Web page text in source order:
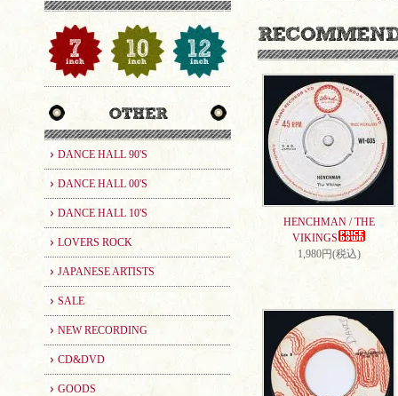
DANCE HALL 90'S
DANCE HALL 00'S
DANCE HALL 10'S
LOVERS ROCK
JAPANESE ARTISTS
SALE
NEW RECORDING
CD&DVD
GOODS
HENCHMAN / THE
VIKINGS
1,980円(税込)